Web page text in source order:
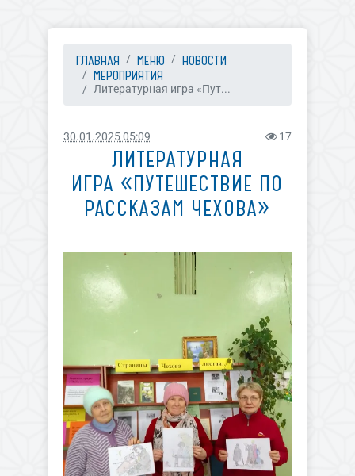
ГЛАВНАЯ МЕНЮ
НОВОСТИ
МЕРОПРИЯТИЯ
Литературная игра «Пут...
30.01.2025 05:09 17
ЛИТЕРАТУРНАЯ
ИГРА «ПУТЕШЕСТВИЕ ПО
РАССКАЗАМ ЧЕХОВА»